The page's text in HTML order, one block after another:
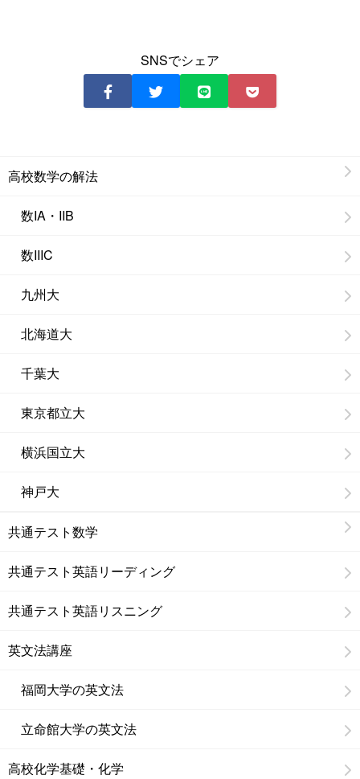
SNSでシェア
高校数学の解法
数IA・IIB
数IIIC
九州大
北海道大
千葉大
東京都立大
横浜国立大
神戸大
共通テスト数学
共通テスト英語リーディング
共通テスト英語リスニング
英文法講座
福岡大学の英文法
立命館大学の英文法
高校化学基礎・化学